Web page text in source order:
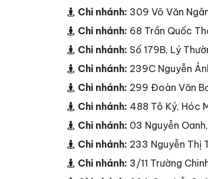
Chi nhánh: 309 Võ Văn
Chi nhánh: 68 Trần Quốc
Chi nhánh: Số 179B, Lý
Chi nhánh: 239C Nguyễn
Chi nhánh: 299 Đoàn Văn
Chi nhánh: 488 Tô Ký, Hóc
Chi nhánh: 03 Nguyễn
Chi nhánh: 233 Nguyễn Thị
Chi nhánh: 3/11 Trường